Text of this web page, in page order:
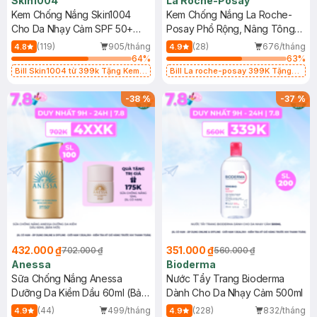
Kem Chống Nắng Skin1004
Cho Da Nhạy Cảm SPF 50+
50ml
4.8 (119)
905/tháng
64%
Bill Skin1004 từ 399k Tặng Kem
SPF 50+ 20ml (SL Có Hạn)
Kem Chống Nắng La Roche-
Posay Phổ Rộng, Nâng Tông
Kiềm Dầu 50ml
4.9 (28)
676/tháng
63%
Bill La roche-posay 399K Tặng
(SL có hạn)
-38%
432.000 ₫702.000 ₫
Anessa
Sữa Chống Nắng Anessa
Dưỡng Da Kiềm Dầu 60ml (Bản
Mới)
4.9 (44) 499/tháng
-37%
351.000 ₫560.000 ₫
Bioderma
Nước Tẩy Trang Bioderma
Dành Cho Da Nhạy Cảm 500ml
4.9 (228) 832/tháng